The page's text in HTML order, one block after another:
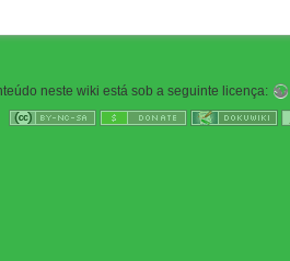
neste wiki está sob a seguinte licença: